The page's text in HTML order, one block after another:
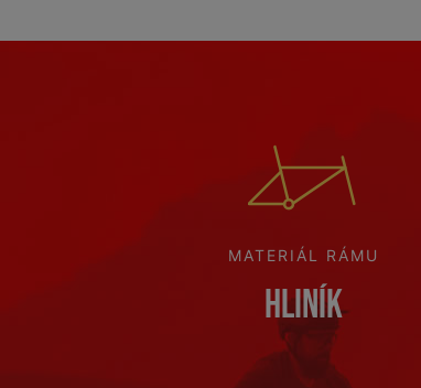
MATERIÁL RÁMU
Hliník